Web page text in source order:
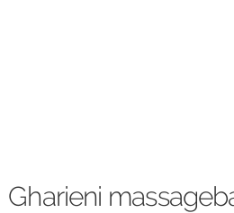
Gharieni